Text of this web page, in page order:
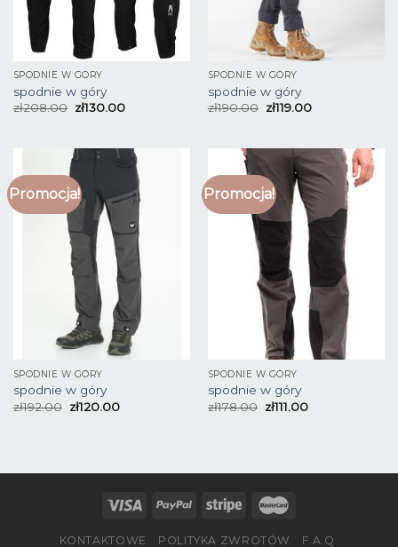
SPODNIE W GÓRY
spodnie w góry
zł208.00 zł130.00
SPODNIE W GÓRY
spodnie w góry
zł190.00 zł119.00
Promocja!
SPODNIE W GÓRY
spodnie w góry
zł192.00 zł120.00
Promocja!
SPODNIE W GÓRY
spodnie w góry
zł178.00 zł111.00
KONTAKTOWE POLITYKA ZWROTÓW
F.A.Q